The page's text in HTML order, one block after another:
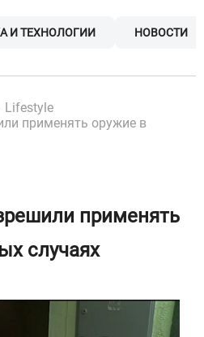
И ТЕХНОЛОГИИ НОВОСТИ
Lifestyle
применять оружие в
применять
случаях